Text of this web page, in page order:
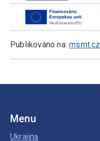
Publikováno na:msmt.cz
Menu
Ukrajina